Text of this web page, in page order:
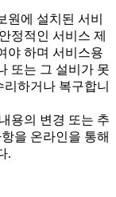
에 설치된 서비
정적인 서비스 제
야 하며 서비스용
또는 그 설비가 못
하거나 복구합니
용의 변경 또는 추
을 온라인을 통해
.